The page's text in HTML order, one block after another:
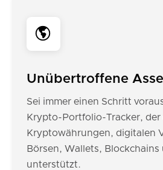
Unübertroffene
Sei immer einen Schritt
Krypto-Portfolio-Tracker, der
Kryptowährungen, digitalen
Börsen, Wallets, Blockchains
unterstützt.